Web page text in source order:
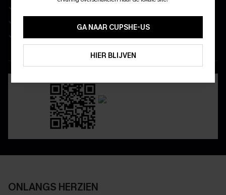
DOWNLOAD DE CUPSHE-APP
ONLANGS HERZIEN
GA NAAR CUPSHE-US
HIER BLIJVEN
15% KORTING OP 2ST+
ABONNEREN